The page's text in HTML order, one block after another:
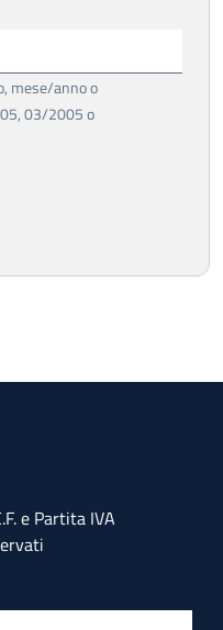
mese/anno o
03/2005 o
e Partita IVA